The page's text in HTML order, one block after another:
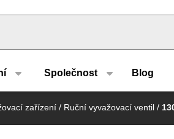
Společnost Blog
zařízení / Ruční vyvažovací ventil /